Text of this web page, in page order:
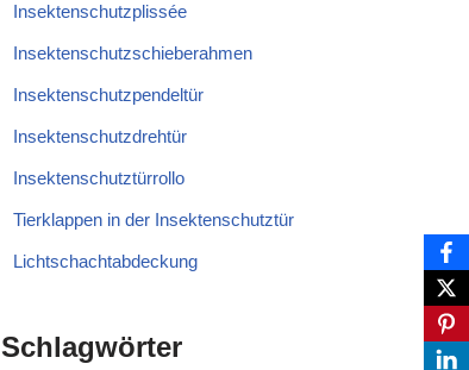
Insektenschutzplissée
Insektenschutzschieberahmen
Insektenschutzpendeltür
Insektenschutzdrehtür
Insektenschutztürrollo
Tierklappen in der Insektenschutztür
Lichtschachtabdeckung
Schlagwörter